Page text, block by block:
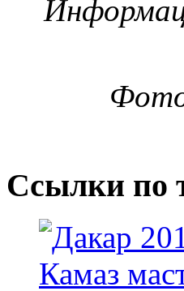
Ссылки по